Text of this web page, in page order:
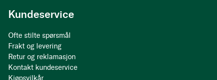
Kundeservice
Ofte stilte spørsmål
Frakt og levering
Retur og reklamasjon
Kontakt kundeservice
Kjøpsvilkår